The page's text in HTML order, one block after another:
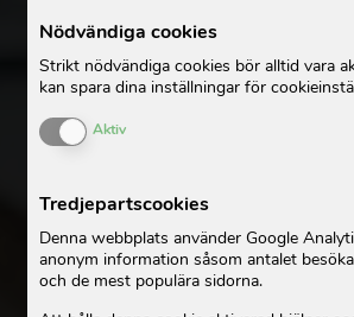
Nödvändiga cookies
Strikt nödvändiga cookies bör alltid vara
kan spara dina inställningar för
Enable or Disable Cookies
Aktiv
Tredjepartscookies
Denna webbplats använder Google
anonym information såsom antalet
och de mest populära sidorna.